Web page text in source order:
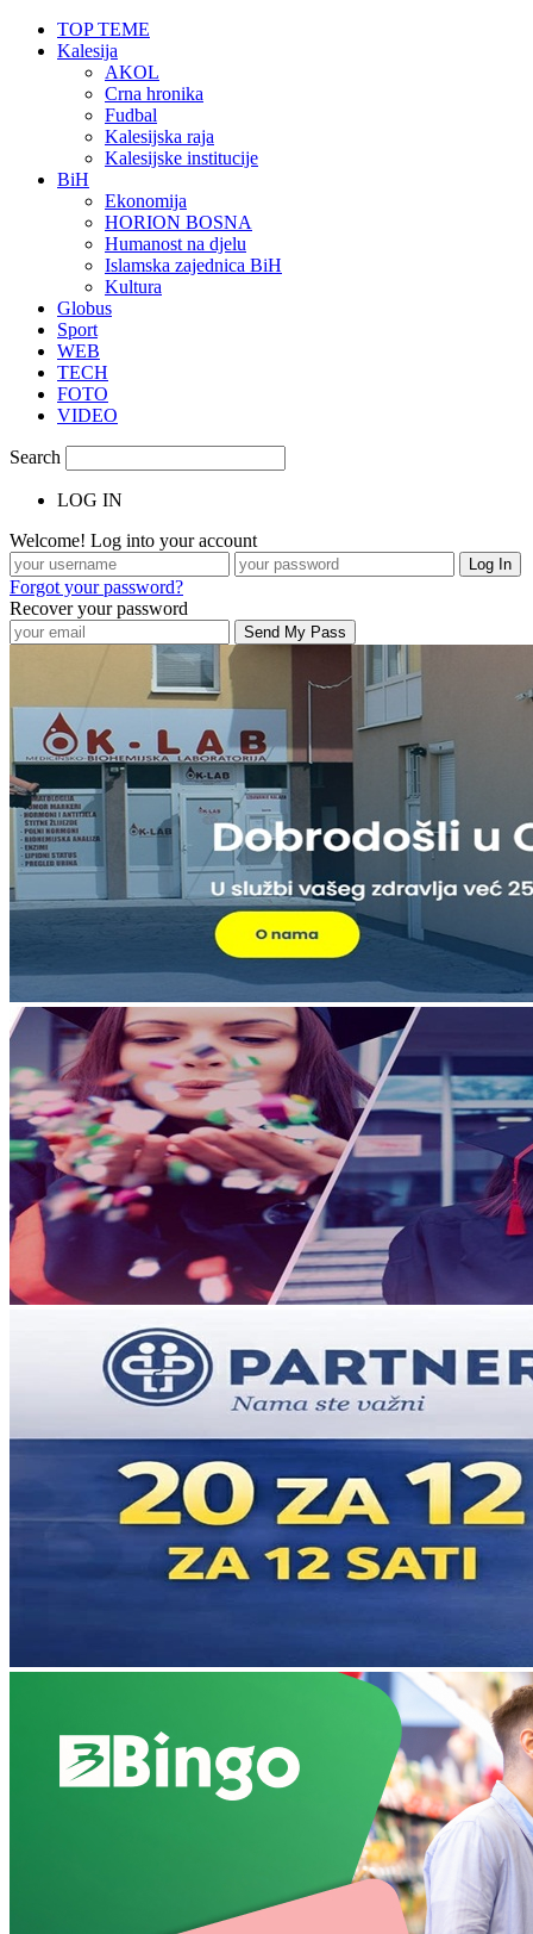
TOP TEME
Kalesija
AKOL
Crna hronika
Fudbal
Kalesijska raja
Kalesijske institucije
BiH
Ekonomija
HORION BOSNA
Humanost na djelu
Islamska zajednica BiH
Kultura
Globus
Sport
WEB
TECH
FOTO
VIDEO
Search
LOG IN
Welcome! Log into your account
Forgot your password?
Recover your password